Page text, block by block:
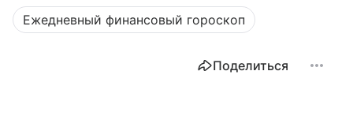
Ежедневный финансовый гороскоп
Поделиться